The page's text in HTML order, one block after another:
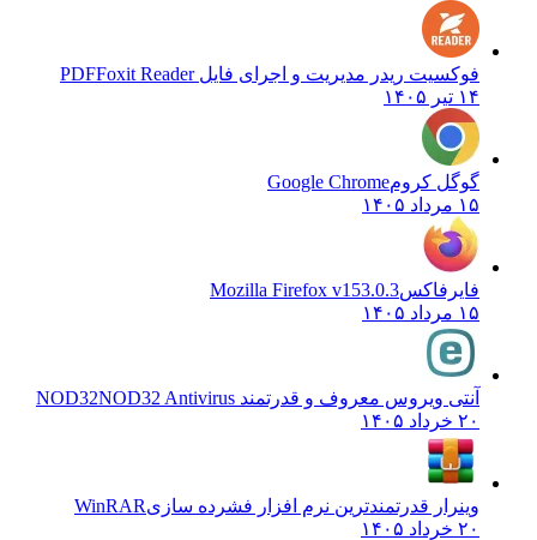
فوکسیت ریدر مدیریت و اجرای فایل PDFFoxit Reader
۱۴ تیر ۱۴۰۵
گوگل کرومGoogle Chrome
۱۵ مرداد ۱۴۰۵
فایرفاکسMozilla Firefox v153.0.3
۱۵ مرداد ۱۴۰۵
آنتی ویروس معروف و قدرتمند NOD32 NOD32 Antivirus
۲۰ خرداد ۱۴۰۵
وینرار قدرتمندترین نرم افزار فشرده سازیWinRAR
۲۰ خرداد ۱۴۰۵